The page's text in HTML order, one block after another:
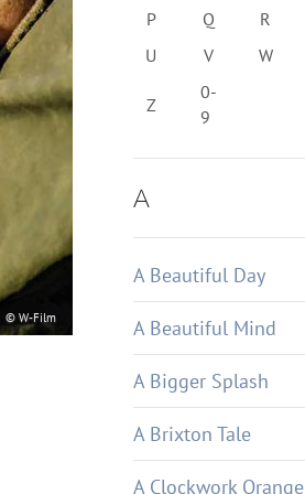
© W-Film
P Q R
U
V W
Z
0-
9
A
A Beautiful Day
A Beautiful Mind
A Bigger Splash
A Brixton Tale
A Clockwork Orange